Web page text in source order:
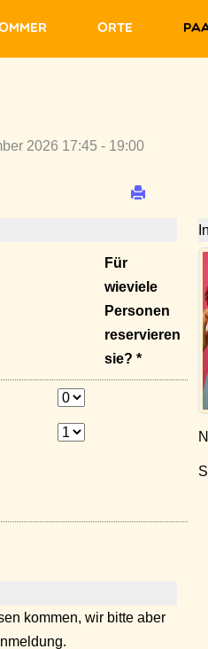
Orte
2026 17:45 - 19:00
Für
wieviele
Personen
reservieren
sie? *
kommen, wir bitte aber